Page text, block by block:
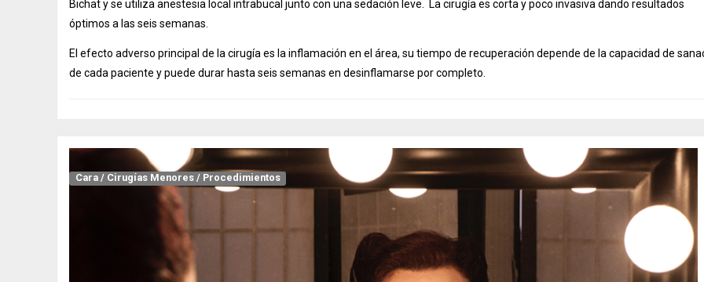
Bichat y se utiliza anestesia local intrabucal junto con una sedación leve. La cirugía es corta y poco invasiva dando resultados
óptimos a las seis semanas.
El efecto adverso principal de la cirugía es la inflamación en el área, su tiempo de recuperación depende de la capacidad de
de cada paciente y puede durar hasta seis semanas en desinflamarse por completo.
Cara/ Cirugías Menores/ Procedimientos